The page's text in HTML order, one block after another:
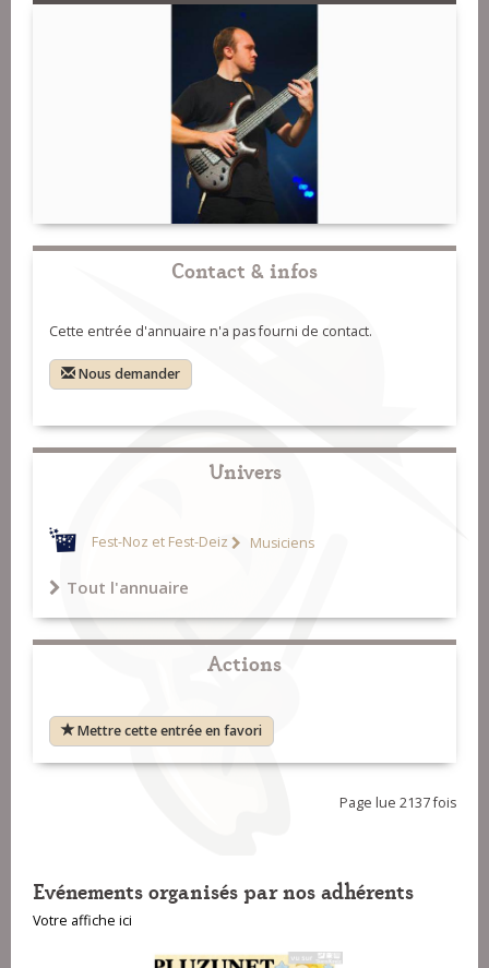
Contact & infos
Cette entrée d'annuaire n'a pas fourni de contact.
Nous demander
Univers
Fest-Noz et Fest-Deiz Musiciens
Tout l'annuaire
Actions
Mettre cette entrée en favori
Page lue 2137 fois
Evénements organisés par nos adhérents
Votre affiche ici